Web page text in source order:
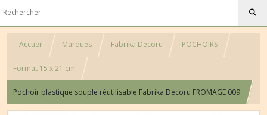
Accueil Marques Fabrika Decoru POCHOIRS
Format 15 x 21 cm
Pochoir plastique souple réutilisable Fabrika Décoru FROMAGE 009